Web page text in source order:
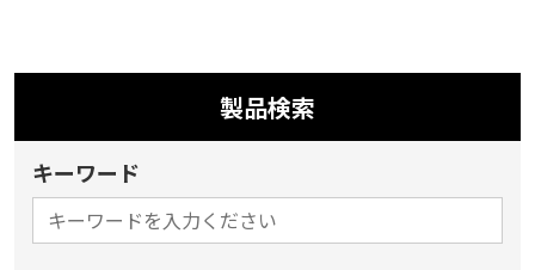
製品検索
キーワード